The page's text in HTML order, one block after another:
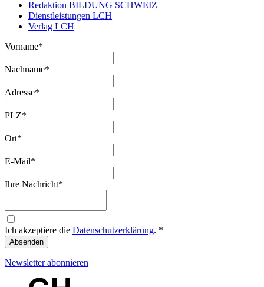
Redaktion BILDUNG SCHWEIZ
Dienstleistungen LCH
Verlag LCH
Vorname*
Nachname*
Adresse*
PLZ*
Ort*
E-Mail*
Ihre Nachricht*
Ich akzeptiere die Datenschutzerklärung. *
Absenden
Newsletter abonnieren